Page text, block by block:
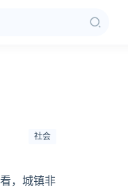
社会
，城镇非